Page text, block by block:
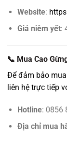
Website:
Giá niêm yết:
📞 Mua Cao
Để đảm bảo
liên hệ trực tiếp
Hotline: 0856
Địa chỉ mua